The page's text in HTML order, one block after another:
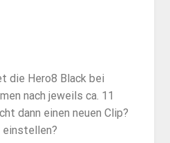
die Hero8 Black bei
nach jeweils ca. 11
dann einen neuen Clip?
einstellen?